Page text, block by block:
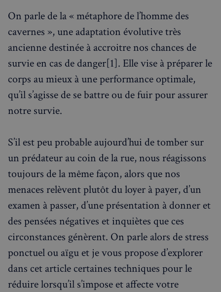
Chatbot IA
Rechercher dans Français à Londres - Magazine
On parle de la « métaphore de l’homme des
cavernes », une adaptation évolutive très
ancienne destinée à accroitre nos chances de
survie en cas de danger[1]. Elle vise à préparer le
corps au mieux à une performance optimale,
qu’il s’agisse de se battre ou de fuir pour assurer
notre survie.
S’il est peu probable aujourd’hui de tomber sur
un prédateur au coin de la rue, nous réagissons
toujours de la même façon, alors que nos
menaces relèvent plutôt du loyer à payer, d’un
examen à passer, d’une présentation à donner et
des pensées négatives et inquiètes que ces
circonstances génèrent. On parle alors de stress
ponctuel ou aïgu et je vous propose d’explorer
dans cet article certaines techniques pour le
réduire lorsqu’il s’impose et affecte votre